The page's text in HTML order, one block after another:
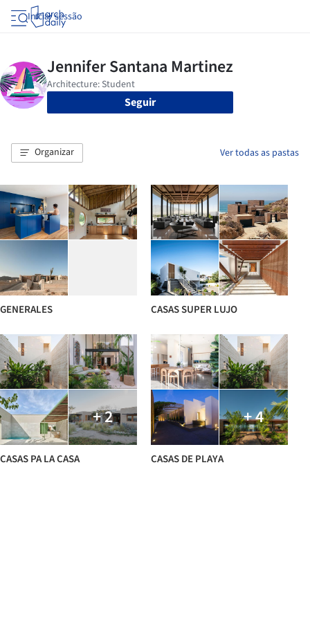
Iniciar sessão
Seguir
Organizar Ver todas as pastas
GENERALES CASAS SUPER LUJO
+ 2
CASAS PA LA CASA
+ 4
CASAS DE PLAYA